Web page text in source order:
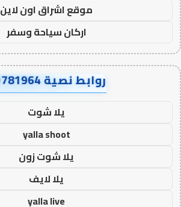
موقع اشراق اون لاين
اركان سياحة وسفر
روابط نصية FD781964
يلا شوت
yalla shoot
يلا شوت زون
يلا لايف
yalla live